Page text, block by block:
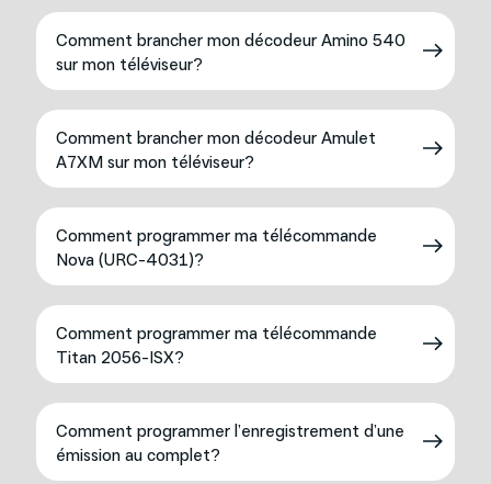
Comment brancher mon décodeur Amino 540
sur mon téléviseur?
Comment brancher mon décodeur Amulet
A7XM sur mon téléviseur?
Comment programmer ma télécommande
Nova (URC-4031)?
Comment programmer ma télécommande
Titan 2056-ISX?
Comment programmer l’enregistrement d’une
émission au complet?